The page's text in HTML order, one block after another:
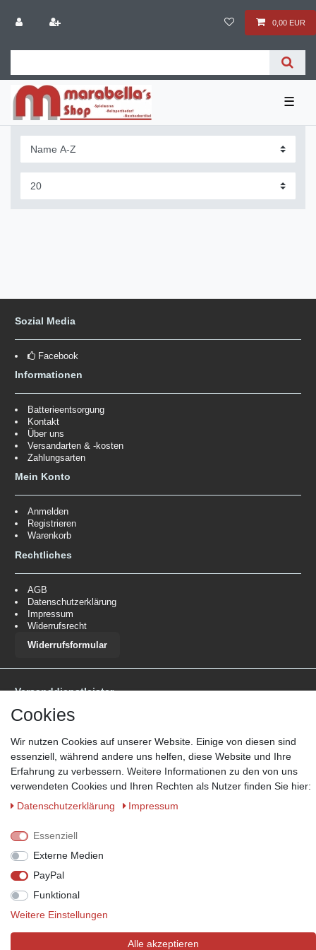
0,00 EUR
☰
Sozial Media
Facebook
Informationen
Batterieentsorgung
Kontakt
Über uns
Versandarten & -kosten
Zahlungsarten
Mein Konto
Anmelden
Registrieren
Warenkorb
Rechtliches
AGB
Datenschutzerklärung
Impressum
Widerrufsrecht
Widerrufsformular
Versanddienstleister
*Lieferzeit: 1-3 Werktage / 4-5 Werktage - je nach Artikelgruppe.
Informationen
Zahlungsmöglichkeiten
Wir behalten uns das Recht vor im Einzelfall bestimmte
Zahlungsarten auszuschließen.
© Copyright 2026 Marabella´s | Alle Rechte vorbehalten. | Grundpreise
Cookies
Wir nutzen Cookies auf unserer Website. Einige von diesen sind
essenziell, während andere uns helfen, diese Website und Ihre
Erfahrung zu verbessern. Weitere Informationen zu den von uns
verwendeten Cookies und Ihren Rechten als Nutzer finden Sie hier:
Daten­schutz­erklärung
Impressum
Essenziell
Externe Medien
PayPal
Funktional
Weitere Einstellungen
Alle akzeptieren